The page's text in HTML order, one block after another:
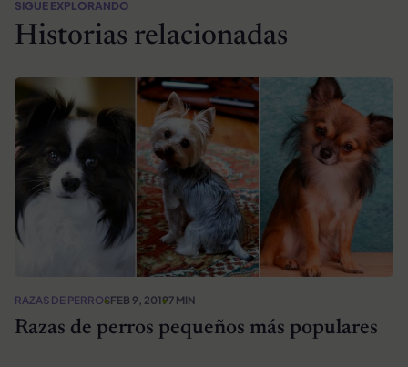
SIGUE EXPLORANDO
Historias relacionadas
RAZAS DE PERROSFEB 9, 20197 MIN
Razas de perros pequeños más populares